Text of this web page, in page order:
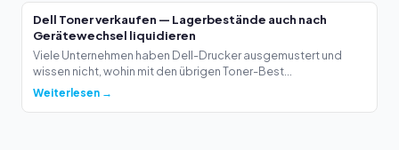
Dell Toner verkaufen — Lagerbestände auch nach
Gerätewechsel liquidieren
Viele Unternehmen haben Dell-Drucker ausgemustert und
wissen nicht, wohin mit den übrigen Toner-Best...
Weiterlesen →